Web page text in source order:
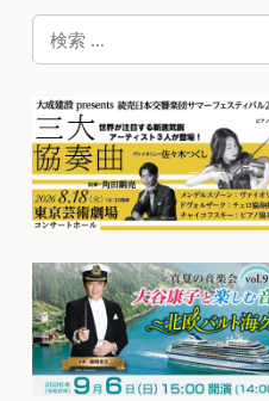
検
索